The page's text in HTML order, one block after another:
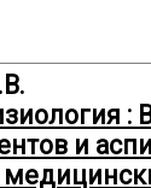
:
и